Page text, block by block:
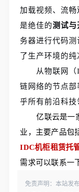
加载视频、流
是绝佳的测试与
务器进行代码
了生产环境的纯
从物联网
链网络的节点
乎所有前沿科技
亿联云是一
业，主要产品包
IDC机柜租赁托
需求可以联系
免责声明：本站发